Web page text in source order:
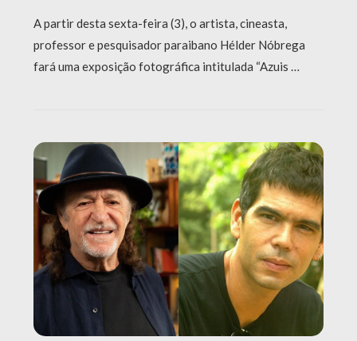
A partir desta sexta-feira (3), o artista, cineasta,
professor e pesquisador paraibano Hélder Nóbrega
fará uma exposição fotográfica intitulada “Azuis …